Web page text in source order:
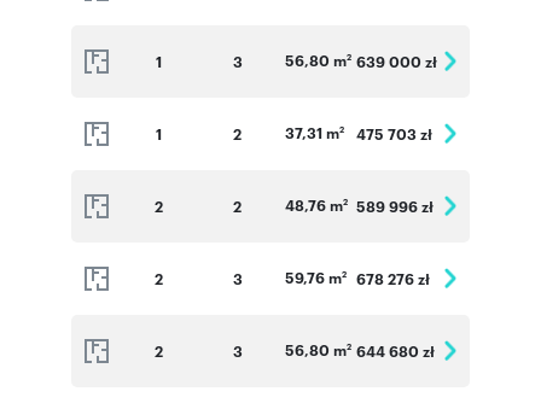
1 3 56,80 m2 639 000 zł
1 2 37,31 m2 475 703 zł
2 2 48,76 m2 589 996 zł
2 3 59,76 m2 678 276 zł
2 3 56,80 m2 644 680 zł